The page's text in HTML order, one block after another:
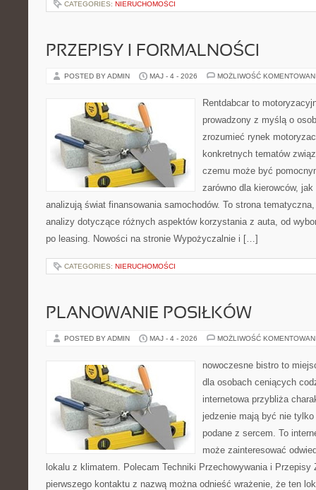
CATEGORIES: NIERUCHOMOŚCI
PRZEPISY I FORMALNOŚCI
POSTED BY ADMIN MAJ - 4 - 2026 MOŻLIWOŚĆ
Rentdabcar to
prowadzony z myślą o
zrozumieć rynek
konkretnych tematów
czemu może być
zarówno dla kierowców,
analizują świat finansowania samochodów. To strona
analizy dotyczące różnych aspektów korzystania z auta, od
po leasing. Nowości na stronie Wypożyczalnie i […]
CATEGORIES: NIERUCHOMOŚCI
PLANOWANIE POSIŁKÓW
POSTED BY ADMIN MAJ - 4 - 2026 MOŻLIWOŚĆ
nowoczesne bistro to
dla osobach ceniących
internetowa przybliża
jedzenie mają być nie
podane z sercem. To
może zainteresować
lokalu z klimatem. Polecam Techniki Przechowywania i Przepisy
pierwszego kontaktu z nazwą można odnieść wrażenie, że ten